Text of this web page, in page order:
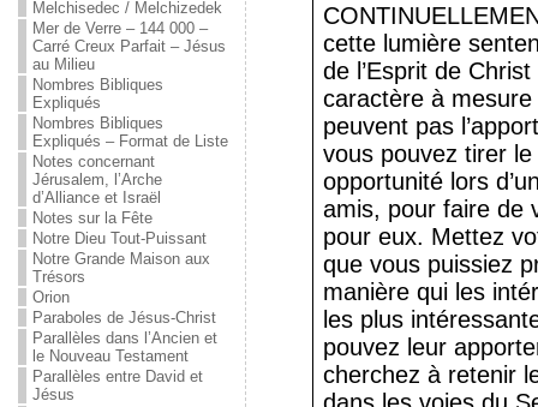
Melchisedec / Melchizedek
Mer de Verre – 144 000 –
Carré Creux Parfait – Jésus
au Milieu
Nombres Bibliques
Expliqués
Nombres Bibliques
Expliqués – Format de Liste
Notes concernant
Jérusalem, l’Arche
d’Alliance et Israël
Notes sur la Fête
Notre Dieu Tout-Puissant
Notre Grande Maison aux
Trésors
Orion
Paraboles de Jésus-Christ
Parallèles dans l’Ancien et
le Nouveau Testament
Parallèles entre David et
Jésus
cette lumière
de l’Esprit de
caractère à mesure
peuvent pas
vous pouvez tirer
opportunité lors
amis, pour faire de
pour eux. Mettez
que vous puissiez
manière qui les
les plus
pouvez leur
cherchez à retenir